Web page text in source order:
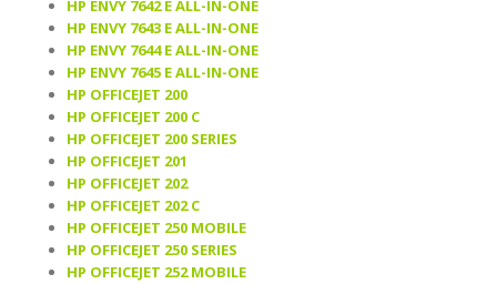
HP ENVY 7642 E ALL-IN-ONE
HP ENVY 7643 E ALL-IN-ONE
HP ENVY 7644 E ALL-IN-ONE
HP ENVY 7645 E ALL-IN-ONE
HP OFFICEJET 200
HP OFFICEJET 200 C
HP OFFICEJET 200 SERIES
HP OFFICEJET 201
HP OFFICEJET 202
HP OFFICEJET 202 C
HP OFFICEJET 250 MOBILE
HP OFFICEJET 250 SERIES
HP OFFICEJET 252 MOBILE